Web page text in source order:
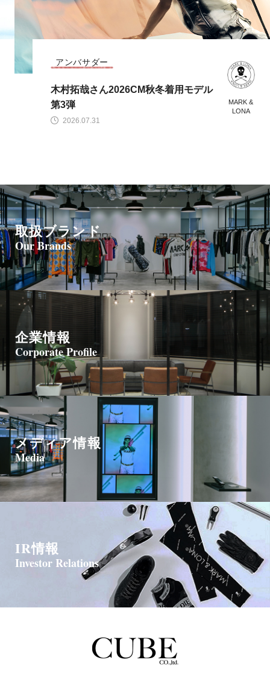
MARK &
LONA
2026.07.28
CODE COLLECTION
MARK & LONA 2026 秋冬 CODE CO
LLECTION
取扱ブランド
Our Brands
企業情報
Corporate Profile
メディア情報
Media
IR情報
Investor Relations